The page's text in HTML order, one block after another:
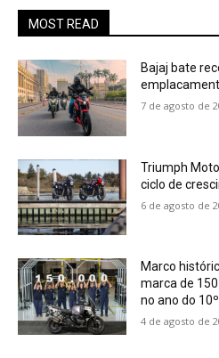
MOST READ
Bajaj bate
7 de agosto de
Triumph
ciclo de
6 de agosto de
Marco
marca de
no ano do
4 de agosto de